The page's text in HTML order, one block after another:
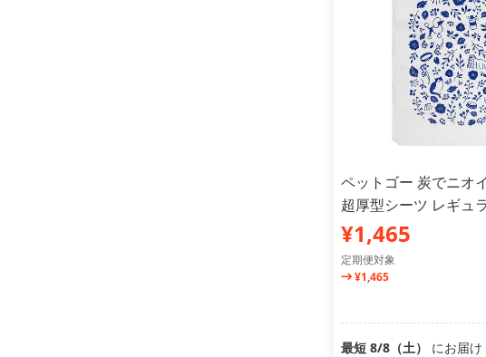
ペットゴー 炭でニオ
超厚型シーツ レギュ
¥1,465
定期便対象
¥1,465
最短 8/8（土） にお届け